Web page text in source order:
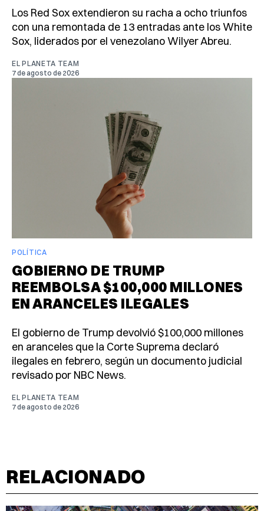
Los Red Sox extendieron su racha a ocho triunfos
con una remontada de 13 entradas ante los White
Sox, liderados por el venezolano Wilyer Abreu.
EL PLANETA TEAM
7 de agosto de 2026
POLÍTICA
GOBIERNO DE TRUMP
REEMBOLSA $100,000 MILLONES
EN ARANCELES ILEGALES
El gobierno de Trump devolvió $100,000 millones
en aranceles que la Corte Suprema declaró
ilegales en febrero, según un documento judicial
revisado por NBC News.
EL PLANETA TEAM
7 de agosto de 2026
RELACIONADO